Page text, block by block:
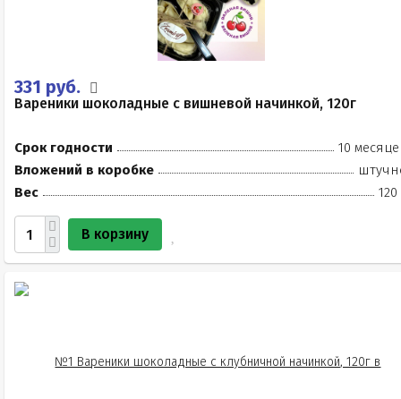
331 руб.
Вареники шоколадные с вишневой начинкой, 120г
Срок годности
10
Вложений в коробке
Вес
120
В корзину